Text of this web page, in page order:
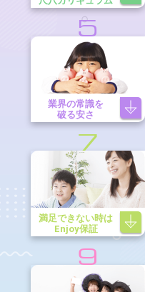
5
業界の常識を
破る安さ
7
満足できない時は
Enjoy保証
9